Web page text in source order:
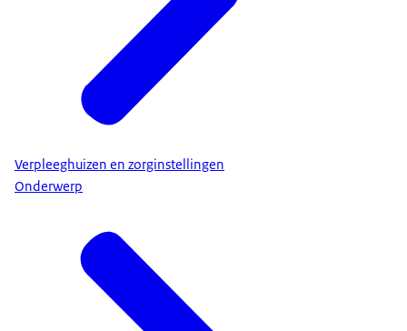
Verpleeghuizen en zorginstellingen
Onderwerp